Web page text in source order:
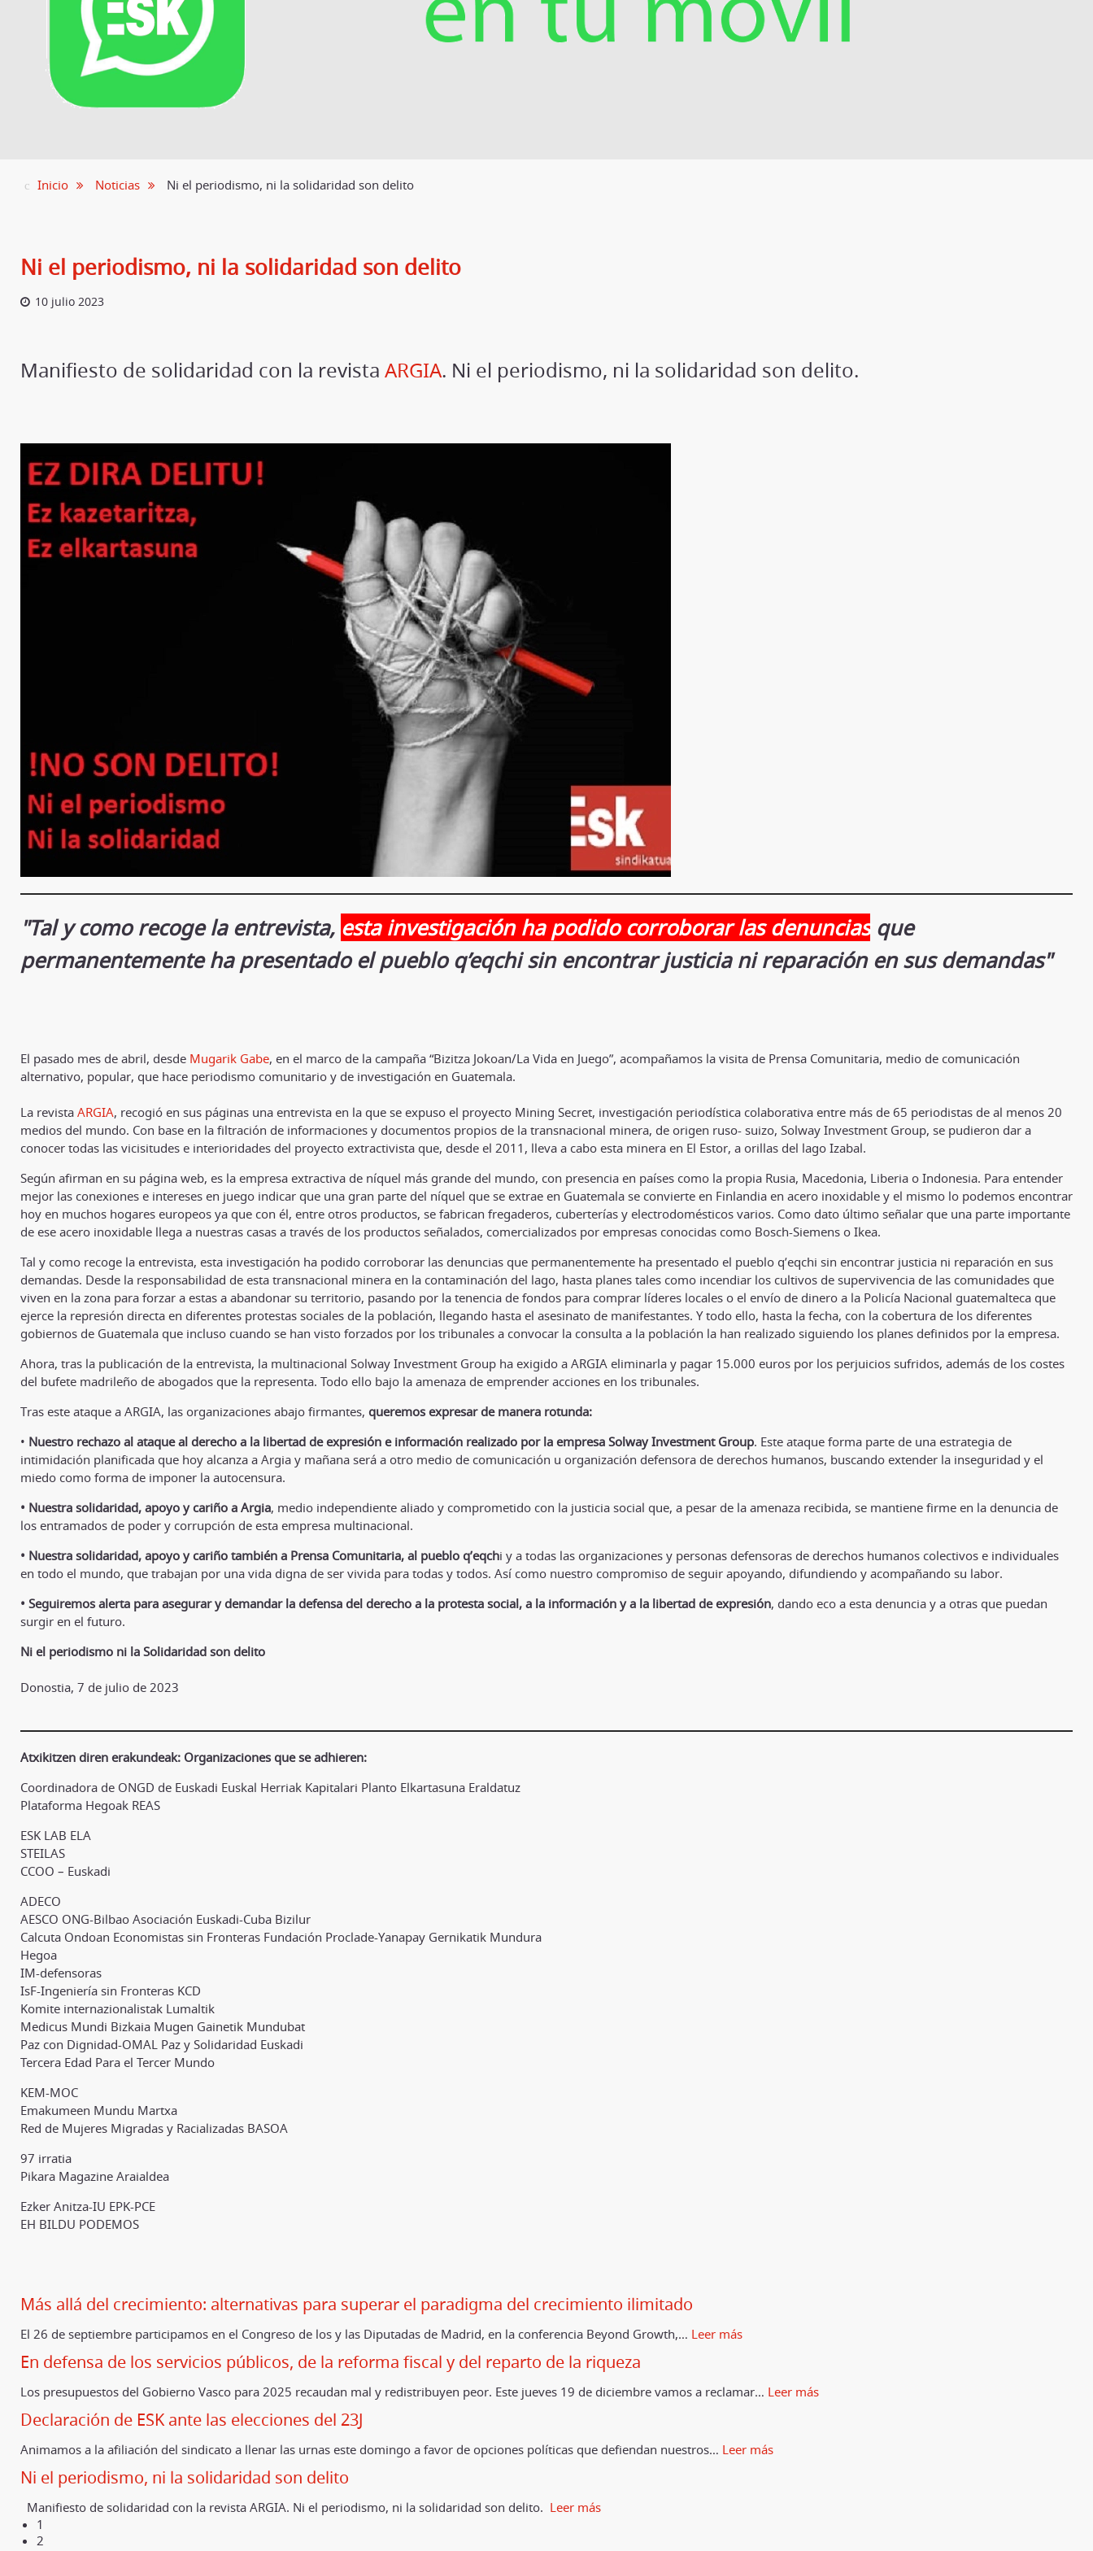
Inicio Noticias Ni el periodismo, ni la solidaridad son delito
Ni el periodismo, ni la solidaridad son delito
10 julio 2023
Manifiesto de solidaridad con la revista ARGIA. Ni el periodismo, ni la solidaridad son delito.
"Tal y como recoge la entrevista, esta investigación ha podido corroborar las denuncias que
permanentemente ha presentado el pueblo q’eqchi sin encontrar justicia ni reparación en sus demandas"
El pasado mes de abril, desde Mugarik Gabe, en el marco de la campaña “Bizitza Jokoan/La Vida en Juego”, acompañamos la visita de Prensa Comunitaria, medio de comunicación
alternativo, popular, que hace periodismo comunitario y de investigación en Guatemala.
La revista ARGIA, recogió en sus páginas una entrevista en la que se expuso el proyecto Mining Secret, investigación periodística colaborativa entre más de 65 periodistas de al menos 20
medios del mundo. Con base en la filtración de informaciones y documentos propios de la transnacional minera, de origen ruso- suizo, Solway Investment Group, se pudieron dar a
conocer todas las vicisitudes e interioridades del proyecto extractivista que, desde el 2011, lleva a cabo esta minera en El Estor, a orillas del lago Izabal.
Según afirman en su página web, es la empresa extractiva de níquel más grande del mundo, con presencia en países como la propia Rusia, Macedonia, Liberia o Indonesia. Para entender
mejor las conexiones e intereses en juego indicar que una gran parte del níquel que se extrae en Guatemala se convierte en Finlandia en acero inoxidable y el mismo lo podemos encontrar
hoy en muchos hogares europeos ya que con él, entre otros productos, se fabrican fregaderos, cuberterías y electrodomésticos varios. Como dato último señalar que una parte importante
de ese acero inoxidable llega a nuestras casas a través de los productos señalados, comercializados por empresas conocidas como Bosch-Siemens o Ikea.
Tal y como recoge la entrevista, esta investigación ha podido corroborar las denuncias que permanentemente ha presentado el pueblo q’eqchi sin encontrar justicia ni reparación en sus
demandas. Desde la responsabilidad de esta transnacional minera en la contaminación del lago, hasta planes tales como incendiar los cultivos de supervivencia de las comunidades que
viven en la zona para forzar a estas a abandonar su territorio, pasando por la tenencia de fondos para comprar líderes locales o el envío de dinero a la Policía Nacional guatemalteca que
ejerce la represión directa en diferentes protestas sociales de la población, llegando hasta el asesinato de manifestantes. Y todo ello, hasta la fecha, con la cobertura de los diferentes
gobiernos de Guatemala que incluso cuando se han visto forzados por los tribunales a convocar la consulta a la población la han realizado siguiendo los planes definidos por la empresa.
Ahora, tras la publicación de la entrevista, la multinacional Solway Investment Group ha exigido a ARGIA eliminarla y pagar 15.000 euros por los perjuicios sufridos, además de los costes
del bufete madrileño de abogados que la representa. Todo ello bajo la amenaza de emprender acciones en los tribunales.
Tras este ataque a ARGIA, las organizaciones abajo firmantes, queremos expresar de manera rotunda:
• Nuestro rechazo al ataque al derecho a la libertad de expresión e información realizado por la empresa Solway Investment Group. Este ataque forma parte de una estrategia de
intimidación planificada que hoy alcanza a Argia y mañana será a otro medio de comunicación u organización defensora de derechos humanos, buscando extender la inseguridad y el
miedo como forma de imponer la autocensura.
• Nuestra solidaridad, apoyo y cariño a Argia, medio independiente aliado y comprometido con la justicia social que, a pesar de la amenaza recibida, se mantiene firme en la denuncia de
los entramados de poder y corrupción de esta empresa multinacional.
• Nuestra solidaridad, apoyo y cariño también a Prensa Comunitaria, al pueblo q’eqchi y a todas las organizaciones y personas defensoras de derechos humanos colectivos e individuales
en todo el mundo, que trabajan por una vida digna de ser vivida para todas y todos. Así como nuestro compromiso de seguir apoyando, difundiendo y acompañando su labor.
• Seguiremos alerta para asegurar y demandar la defensa del derecho a la protesta social, a la información y a la libertad de expresión, dando eco a esta denuncia y a otras que puedan
surgir en el futuro.
Ni el periodismo ni la Solidaridad son delito
Donostia, 7 de julio de 2023
Atxikitzen diren erakundeak: Organizaciones que se adhieren:
Coordinadora de ONGD de Euskadi Euskal Herriak Kapitalari Planto Elkartasuna Eraldatuz
Plataforma Hegoak REAS
ESK LAB ELA
STEILAS
CCOO – Euskadi
ADECO
AESCO ONG-Bilbao Asociación Euskadi-Cuba Bizilur
Calcuta Ondoan Economistas sin Fronteras Fundación Proclade-Yanapay Gernikatik Mundura
Hegoa
IM-defensoras
IsF-Ingeniería sin Fronteras KCD
Komite internazionalistak Lumaltik
Medicus Mundi Bizkaia Mugen Gainetik Mundubat
Paz con Dignidad-OMAL Paz y Solidaridad Euskadi
Tercera Edad Para el Tercer Mundo
KEM-MOC
Emakumeen Mundu Martxa
Red de Mujeres Migradas y Racializadas BASOA
97 irratia
Pikara Magazine Araialdea
Ezker Anitza-IU EPK-PCE
EH BILDU PODEMOS
Más allá del crecimiento: alternativas para superar el paradigma del crecimiento ilimitado
El 26 de septiembre participamos en el Congreso de los y las Diputadas de Madrid, en la conferencia Beyond Growth,… Leer más
En defensa de los servicios públicos, de la reforma fiscal y del reparto de la riqueza
Los presupuestos del Gobierno Vasco para 2025 recaudan mal y redistribuyen peor. Este jueves 19 de diciembre vamos a reclamar… Leer más
Declaración de ESK ante las elecciones del 23J
Animamos a la afiliación del sindicato a llenar las urnas este domingo a favor de opciones políticas que defiendan nuestros… Leer más
Ni el periodismo, ni la solidaridad son delito
Manifiesto de solidaridad con la revista ARGIA. Ni el periodismo, ni la solidaridad son delito. Leer más
1
2